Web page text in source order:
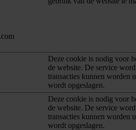
Deze cookie is nodig voor
de website. De service
transacties kunnen worden
wordt opgeslagen.
Deze cookie is nodig voor
de website. De service
transacties kunnen worden
wordt opgeslagen.